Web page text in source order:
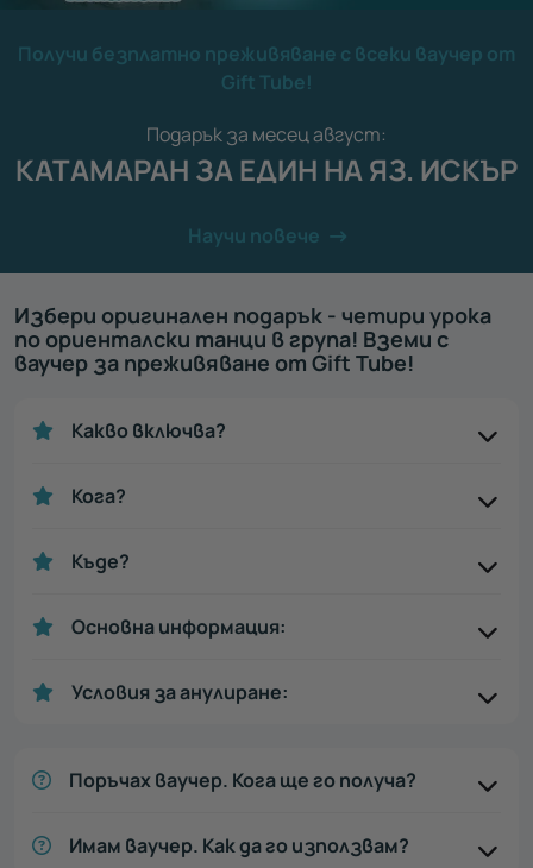
Получи безплатно преживяване с всеки ваучер от
Gift Tube!
Подарък за месец август:
КАТАМАРАН ЗА ЕДИН НА ЯЗ. ИСКЪР
Научи повече
Избери оригинален подарък - четири урока
по ориенталски танци в група! Вземи с
ваучер за преживяване от Gift Tube!
Какво включва?
Кога?
Къде?
Основна информация:
Условия за анулиране:
Поръчах ваучер. Кога ще го получа?
Имам ваучер. Как да го използвам?